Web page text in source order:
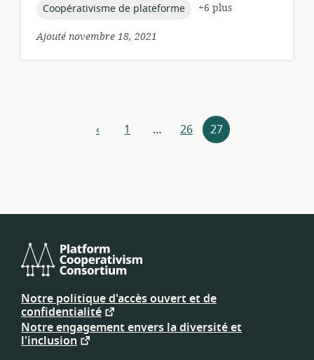
topic:
Coopérativisme de plateforme
+6 plus
Ajouté novembre 18, 2021
Navigateur
‹précédent
1 … 26 27
Consortium
de
plateforme
coopérative
Notre politique d'accès ouvert et de
confidentialité
Notre engagement envers la diversité et
l'inclusion